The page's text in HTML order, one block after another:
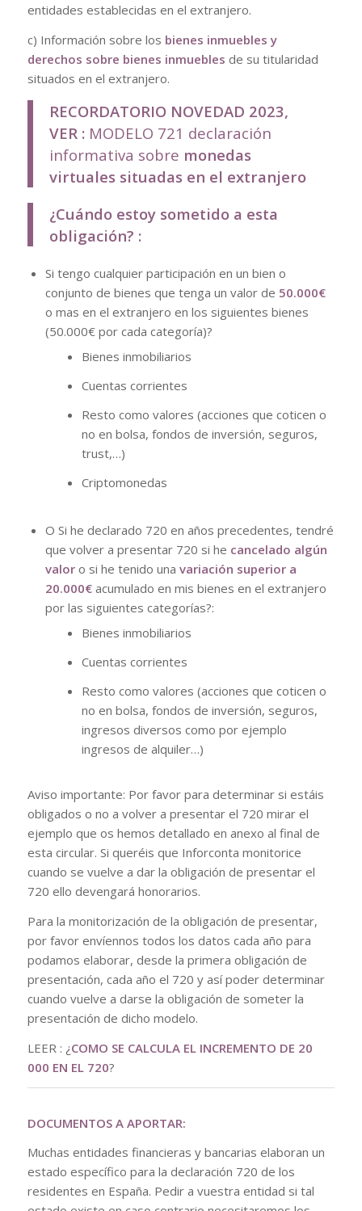
entidades establecidas en el extranjero.
c) Información sobre los bienes inmuebles y
derechos sobre bienes inmuebles de su titularidad
situados en el extranjero.
RECORDATORIO NOVEDAD 2023,
VER : MODELO 721 declaración
informativa sobre monedas
virtuales situadas en el extranjero
¿Cuándo estoy sometido a esta
obligación? :
Si tengo cualquier participación en un bien o
conjunto de bienes que tenga un valor de 50.000€
o mas en el extranjero en los siguientes bienes
(50.000€ por cada categoría)?
Bienes inmobiliarios
Cuentas corrientes
Resto como valores (acciones que coticen o
no en bolsa, fondos de inversión, seguros,
trust,…)
Criptomonedas
O Si he declarado 720 en años precedentes, tendré
que volver a presentar 720 si he cancelado algún
valoro si he tenido una variación superior a
20.000€acumulado en mis bienes en el extranjero
por las siguientes categorías?:
Bienes inmobiliarios
Cuentas corrientes
Resto como valores (acciones que coticen o
no en bolsa, fondos de inversión, seguros,
ingresos diversos como por ejemplo
ingresos de alquiler…)
Aviso importante: Por favor para determinar si estáis
obligados o no a volver a presentar el 720 mirar el
ejemplo que os hemos detallado en anexo al final de
esta circular. Si queréis que Inforconta monitorice
cuando se vuelve a dar la obligación de presentar el
720 ello devengará honorarios.
Para la monitorización de la obligación de presentar,
por favor envíennos todos los datos cada año para
podamos elaborar, desde la primera obligación de
presentación, cada año el 720 y así poder determinar
cuando vuelve a darse la obligación de someter la
presentación de dicho modelo.
LEER : ¿COMO SE CALCULA EL INCREMENTO DE 20
000 EN EL 720?
DOCUMENTOS A APORTAR:
Muchas entidades financieras y bancarias elaboran un
estado específico para la declaración 720 de los
residentes en España. Pedir a vuestra entidad si tal